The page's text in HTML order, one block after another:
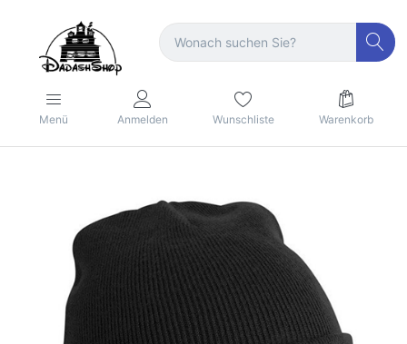
Menü Anmelden Wunschliste Warenkorb